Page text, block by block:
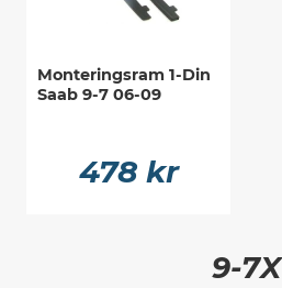
Monteringsram 1-Din
Saab 9-7 06-09
478 kr
9-7X